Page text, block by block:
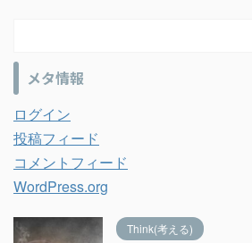
メタ情報
ログイン
投稿フィード
コメントフィード
WordPress.org
Think(考える)